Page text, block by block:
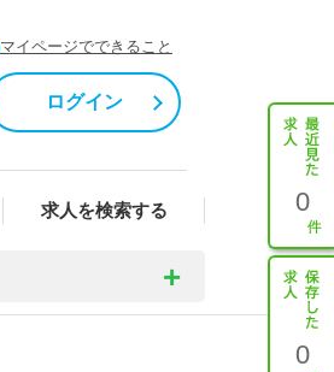
マイページでできること
ログイン
求人を検索する 0
0